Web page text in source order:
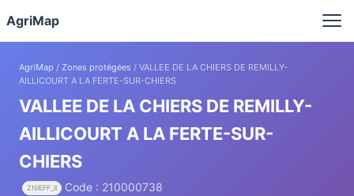
AgriMap
AgriMap / Zones protégées / VALLEE DE LA CHIERS DE REMILLY-
AILLICOURT A LA FERTE-SUR-CHIERS
VALLEE DE LA CHIERS DE REMILLY-
AILLICOURT A LA FERTE-SUR-
CHIERS
ZNIEFF_II Code : 210000738